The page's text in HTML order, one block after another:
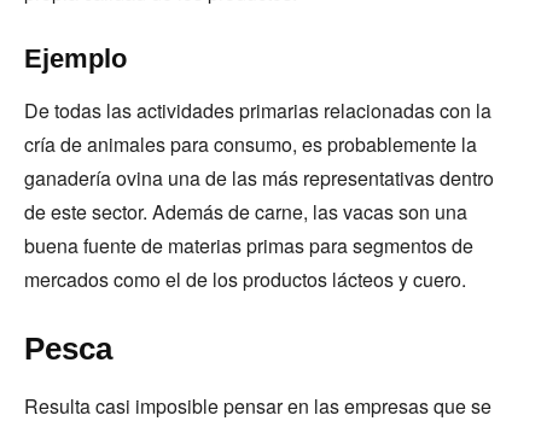
Ejemplo
De todas las actividades primarias relacionadas con la
cría de animales para consumo, es probablemente la
ganadería ovina una de las más representativas dentro
de este sector. Además de carne, las vacas son una
buena fuente de materias primas para segmentos de
mercados como el de los productos lácteos y cuero.
Pesca
Resulta casi imposible pensar en las empresas que se